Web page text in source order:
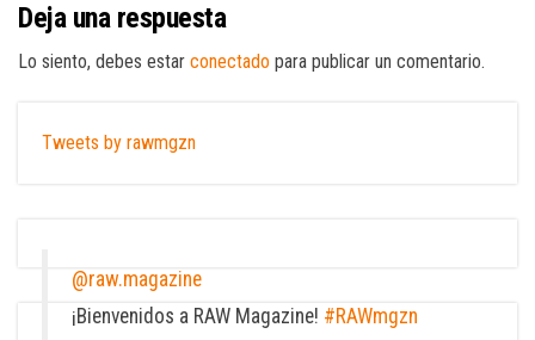
Deja una respuesta
Lo siento, debes estar conectado para publicar un comentario.
Tweets by rawmgzn
@raw.magazine
¡Bienvenidos a RAW Magazine! #RAWmgzn